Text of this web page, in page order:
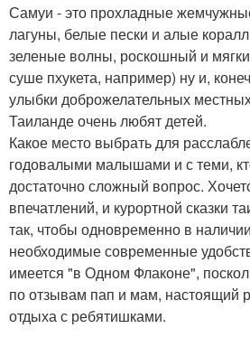
Самуи - это прохладные
лагуны, белые пески и алые
зеленые волны, роскошный и
суше пхукета, например) ну и,
улыбки доброжелательных
Таиланде очень любят детей.
Какое место выбрать для
годовалыми малышами и с теми,
достаточно сложный вопрос.
впечатлений, и курортной сказки
так, чтобы одновременно в
необходимые современные
имеется "в Одном Флаконе",
по отзывам пап и мам, настоящий
отдыха с ребятишками.